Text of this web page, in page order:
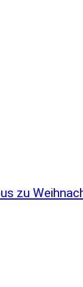
zu